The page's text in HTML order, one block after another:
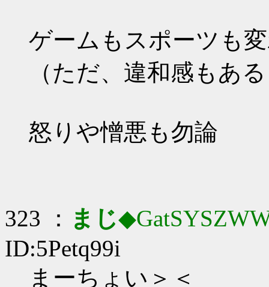
ゲームもスポーツも
（ただ、違和感もあ
怒りや憎悪も勿論
323 ： まじ
ID:5Petq99i
まーちょい＞＜